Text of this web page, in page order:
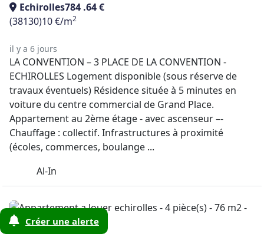
Echirolles784 .64 €
(38130)10 €/m2
il y a 6 jours
LA CONVENTION – 3 PLACE DE LA CONVENTION -
ECHIROLLES Logement disponible (sous réserve de
travaux éventuels) Résidence située à 5 minutes en
voiture du centre commercial de Grand Place.
Appartement au 2ème étage - avec ascenseur –-
Chauffage : collectif. Infrastructures à proximité
(écoles, commerces, boulange ...
Al-In
Créer une alerte